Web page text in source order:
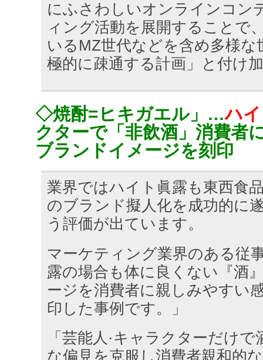
にふさわしいオンラインコン
ィング活動を展開することで
いるMZ世代などを含め多様な
極的に疎通する計画」と付け
◇焼酎=ヒキガエル」…ハ
クターで「非飲酒」消費者
ブランドイメージを刻印
業界ではハイト眞露も東西食
のブランド擬人化を成功的に
う評価が出ています。
マーケティング業界のある従
露の場合も体に良くない『酒
ージを消費者に親しみやすい
印した事例です。」
「芸能人·キャラクターだけ
な偏見を克服し消費者親和的